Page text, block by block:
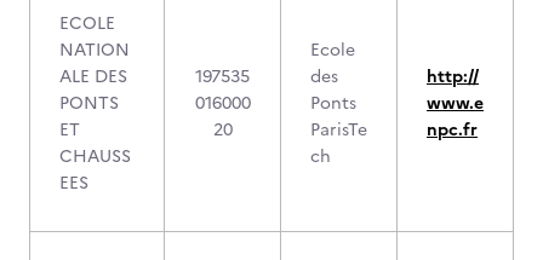
ECOLE
NATION
ALE DES
PONTS
ET
CHAUSS
EES
197535
016000
20
Ecole
des
Ponts
ParisTe
ch
http://
www.e
npc.fr